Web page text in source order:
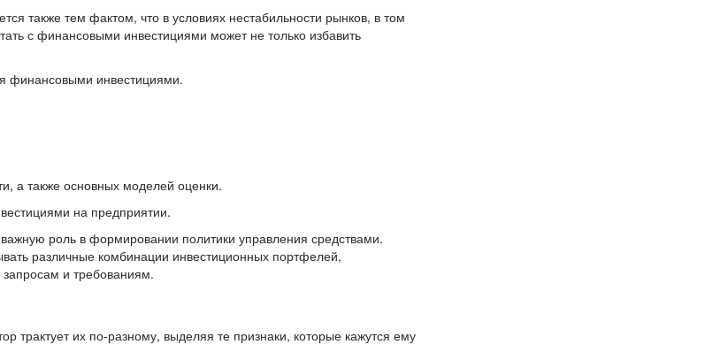
также тем фактом, что в условиях нестабильности рынков, в том
с финансовыми инвестициями может не только избавить
финансовыми инвестициями.
а также основных моделей оценки.
на предприятии.
роль в формировании политики управления средствами.
различные комбинации инвестиционных портфелей,
и требованиям.
трактует их по-разному, выделяя те признаки, которые кажутся ему